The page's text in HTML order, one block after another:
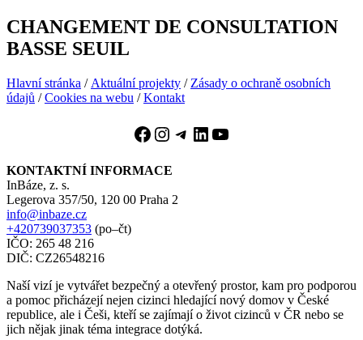
CHANGEMENT DE CONSULTATION
BASSE SEUIL
Hlavní stránka / Aktuální projekty / Zásady o ochraně osobních
údajů /Cookies na webu /Kontakt
Facebook
Instagram
Telegram
LinkedIn
YouTube
KONTAKTNÍ INFORMACE
InBáze, z. s.
Legerova 357/50, 120 00 Praha 2
info@inbaze.cz
+420739037353 (po–čt)
IČO: 265 48 216
DIČ: CZ26548216
Naší vizí je vytvářet bezpečný a otevřený prostor, kam pro podporou
a pomoc přicházejí nejen cizinci hledající nový domov v České
republice, ale i Češi, kteří se zajímají o život cizinců v ČR nebo se
jich nějak jinak téma integrace dotýká.